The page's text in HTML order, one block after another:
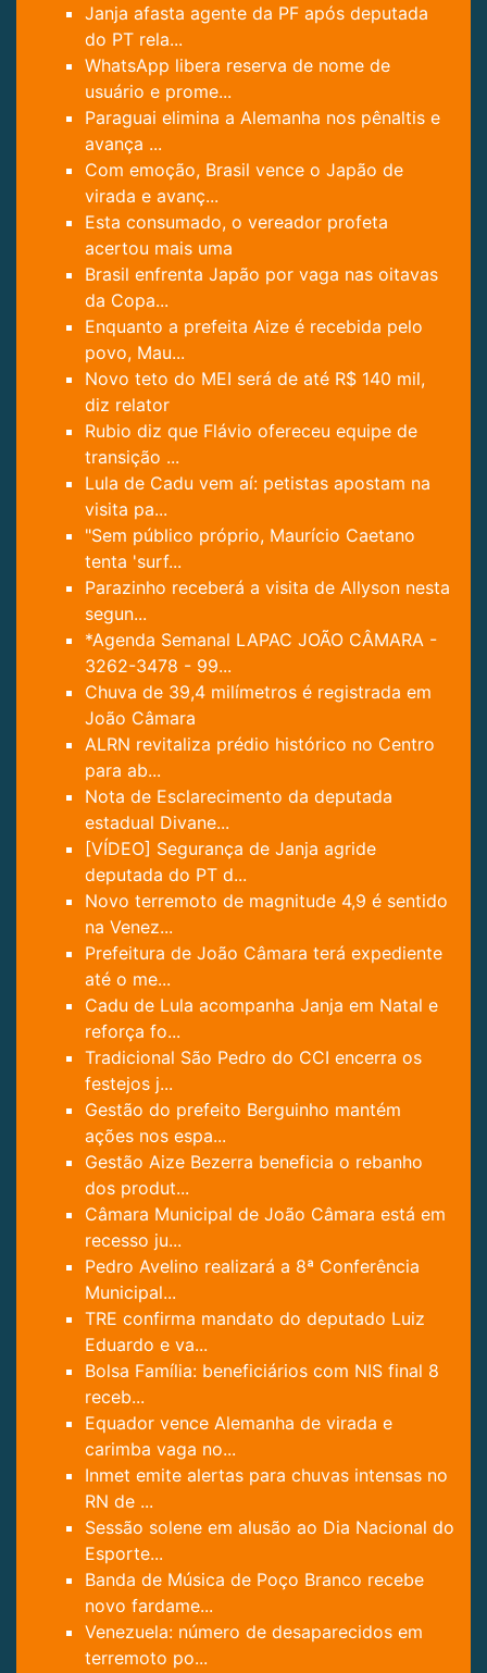
Janja afasta agente da PF após deputada
do PT rela...
WhatsApp libera reserva de nome de
usuário e prome...
Paraguai elimina a Alemanha nos pênaltis e
avança ...
Com emoção, Brasil vence o Japão de
virada e avanç...
Esta consumado, o vereador profeta
acertou mais uma
Brasil enfrenta Japão por vaga nas oitavas
da Copa...
Enquanto a prefeita Aize é recebida pelo
povo, Mau...
Novo teto do MEI será de até R$ 140 mil,
diz relator
Rubio diz que Flávio ofereceu equipe de
transição ...
Lula de Cadu vem aí: petistas apostam na
visita pa...
"Sem público próprio, Maurício Caetano
tenta 'surf...
Parazinho receberá a visita de Allyson nesta
segun...
*Agenda Semanal LAPAC JOÃO CÂMARA -
3262-3478 - 99...
Chuva de 39,4 milímetros é registrada em
João Câmara
ALRN revitaliza prédio histórico no Centro
para ab...
Nota de Esclarecimento da deputada
estadual Divane...
[VÍDEO] Segurança de Janja agride
deputada do PT d...
Novo terremoto de magnitude 4,9 é sentido
na Venez...
Prefeitura de João Câmara terá expediente
até o me...
Cadu de Lula acompanha Janja em Natal e
reforça fo...
Tradicional São Pedro do CCI encerra os
festejos j...
Gestão do prefeito Berguinho mantém
ações nos espa...
Gestão Aize Bezerra beneficia o rebanho
dos produt...
Câmara Municipal de João Câmara está em
recesso ju...
Pedro Avelino realizará a 8ª Conferência
Municipal...
TRE confirma mandato do deputado Luiz
Eduardo e va...
Bolsa Família: beneficiários com NIS final 8
receb...
Equador vence Alemanha de virada e
carimba vaga no...
Inmet emite alertas para chuvas intensas no
RN de ...
Sessão solene em alusão ao Dia Nacional do
Esporte...
Banda de Música de Poço Branco recebe
novo fardame...
Venezuela: número de desaparecidos em
terremoto po...